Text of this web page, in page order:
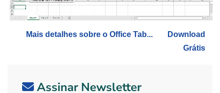
Mais detalhes sobre o Office Tab...
Download
Grátis
Assinar Newsletter